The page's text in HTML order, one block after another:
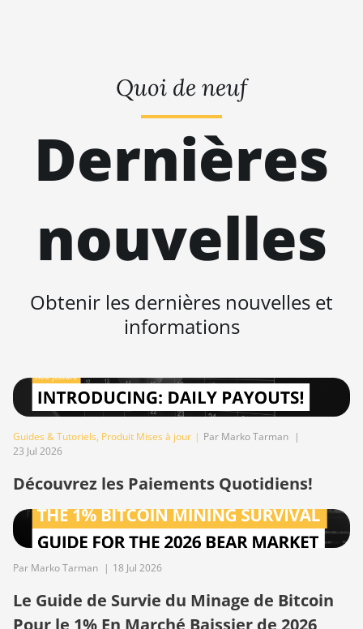
BITMAIN AntMiner S9i
BITMAIN AntMiner S9j
BITMAIN AntMiner S9k
BITMAIN AntMiner T15
BITMAIN AntMiner T17+
BITMAIN AntMiner T9+
BITMAIN AntMiner Z11
BITMAIN AntMiner Z11j
BITMAIN AntMiner Z15
BITMAIN AntMiner Z15e
BITMAIN AntMiner Z15j
BITMAIN Antminer S19
Hydro (158Th)
Quoi de neuf
Dernières
nouvelles
Obtenir les dernières nouvelles et
informations
Guides & Tutoriels, Produit Mises à jour | Par Marko Tarman |
23 Jul 2026
Découvrez les Paiements Quotidiens!
Par Marko Tarman | 18 Jul 2026
Le Guide de Survie du Minage de Bitcoin
Pour le 1% En Marché Baissier de 2026